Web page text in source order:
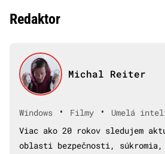
Redaktor
Michal Reiter
Windows • Filmy •
Umelá
Viac ako 20 rokov sledujem
oblasti bezpečnosti, súkromia,